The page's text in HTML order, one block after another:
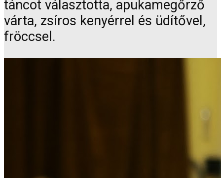
táncot választotta, apukamegőrző
várta, zsíros kenyérrel és üdítővel,
fröccsel.